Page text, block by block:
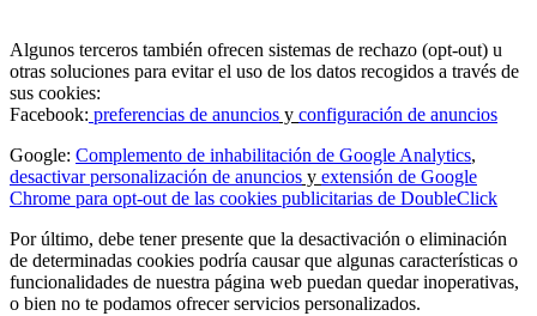
Algunos terceros también ofrecen sistemas de rechazo (opt-out) u
otras soluciones para evitar el uso de los datos recogidos a través de
sus cookies:
Facebook: preferencias de anuncios y configuración de anuncios
Google: Complemento de inhabilitación de Google Analytics,
desactivar personalización de anuncios y extensión de Google
Chrome para opt-out de las cookies publicitarias de DoubleClick
Por último, debe tener presente que la desactivación o eliminación
de determinadas cookies podría causar que algunas características o
funcionalidades de nuestra página web puedan quedar inoperativas,
o bien no te podamos ofrecer servicios personalizados.